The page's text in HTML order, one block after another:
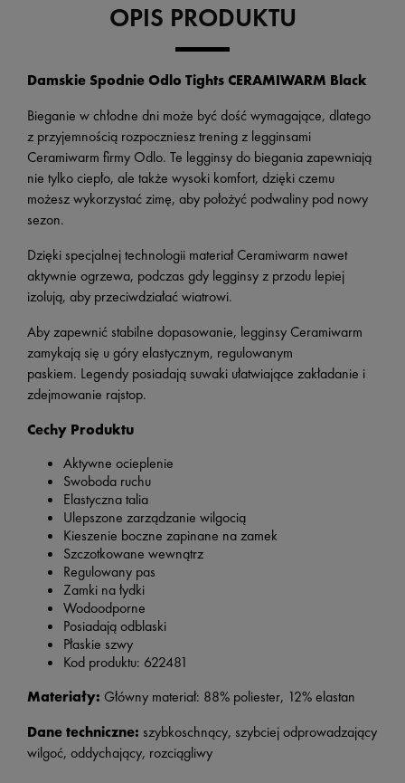
OPIS PRODUKTU
Damskie Spodnie Odlo Tights CERAMIWARM Black
Bieganie w chłodne dni może być dość wymagające, dlatego
z przyjemnością rozpoczniesz trening z legginsami
Ceramiwarm firmy Odlo. Te legginsy do biegania zapewniają
nie tylko ciepło, ale także wysoki komfort, dzięki czemu
możesz wykorzystać zimę, aby położyć podwaliny pod nowy
sezon.
Dzięki specjalnej technologii materiał Ceramiwarm nawet
aktywnie ogrzewa, podczas gdy legginsy z przodu lepiej
izolują, aby przeciwdziałać wiatrowi.
Aby zapewnić stabilne dopasowanie, legginsy Ceramiwarm
zamykają się u góry elastycznym, regulowanym
paskiem. Legendy posiadają suwaki ułatwiające zakładanie i
zdejmowanie rajstop.
Cechy Produktu
Aktywne ocieplenie
Swoboda ruchu
Elastyczna talia
Ulepszone zarządzanie wilgocią
Kieszenie boczne zapinane na zamek
Szczotkowane wewnątrz
Regulowany pas
Zamki na łydki
Wodoodporne
Posiadają odblaski
Płaskie szwy
Kod produktu: 622481
Materiały: Główny materiał: 88% poliester, 12% elastan
Dane techniczne: szybkoschnący, szybciej odprowadzający
wilgoć, oddychający, rozciągliwy